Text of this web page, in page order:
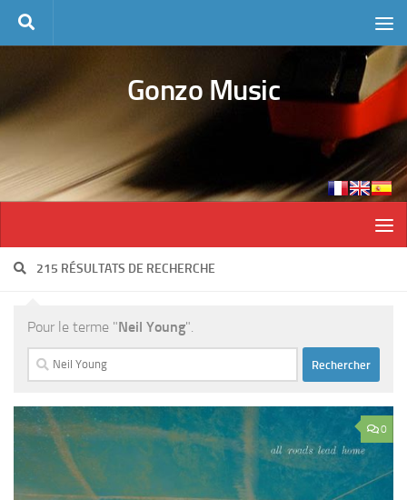
Skip to content
Gonzo Music
215 RÉSULTATS DE RECHERCHE
Pour le terme "Neil Young".
Rechercher :
0